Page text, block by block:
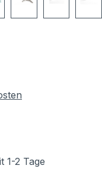
1-2 Tage